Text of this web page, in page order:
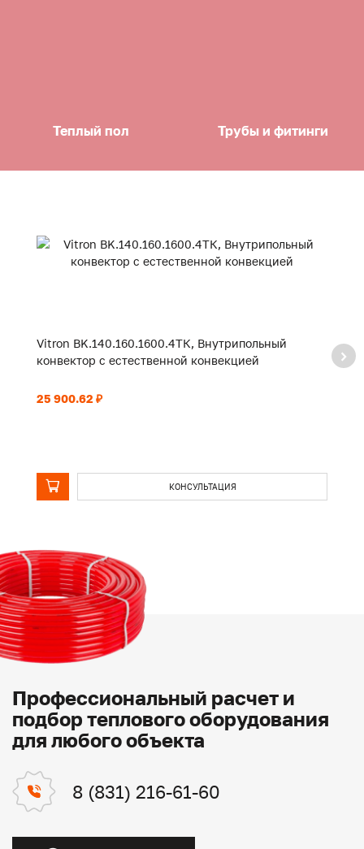
Теплый пол Трубы и фитинги
Vitron BK.140.160.1600.4ТК, Внутрипольный
конвектор с естественной конвекцией
25 900.62 ₽
КОНСУЛЬТАЦИЯ
Профессиональный расчет и
подбор теплового оборудования
для любого объекта
8 (831) 216-61-60